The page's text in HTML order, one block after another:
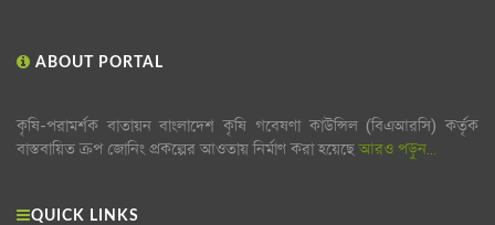
ABOUT PORTAL
কৃষি-পরামর্শক বাতায়ন বাংলাদেশ কৃষি গবেষণা কাউন্সিল (বিএআরসি) কর্তৃক
বাস্তবায়িত ক্রপ জোনিং প্রকল্পের আওতায় নির্মাণ করা হয়েছেআরও পড়ুন...
QUICK LINKS